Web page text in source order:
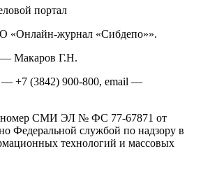
портал
«Онлайн-журнал «Сибдепо»».
— Макаров Г.Н.
— +7 (3842) 900-800, email —
номер СМИ ЭЛ № ФС 77-67871 от
Федеральной службой по надзору в
технологий и массовых